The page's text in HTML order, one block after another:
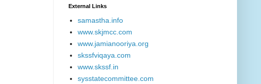
External ‎Links
samastha.info
www.skjmcc.com
www.jamianooriya.org
skssfviqaya.com
www.skssf.in
sysstatecommittee.com